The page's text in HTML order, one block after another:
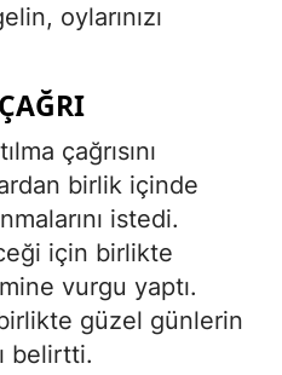
oylarınızı
çağrısını
birlik içinde
istedi.
için birlikte
vurgu yaptı.
birlikte güzel günlerin
belirtti.